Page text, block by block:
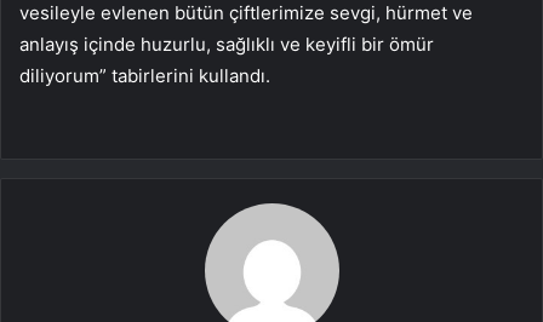
vesileyle evlenen bütün çiftlerimize sevgi, hürmet ve
anlayış içinde huzurlu, sağlıklı ve keyifli bir ömür
diliyorum” tabirlerini kullandı.